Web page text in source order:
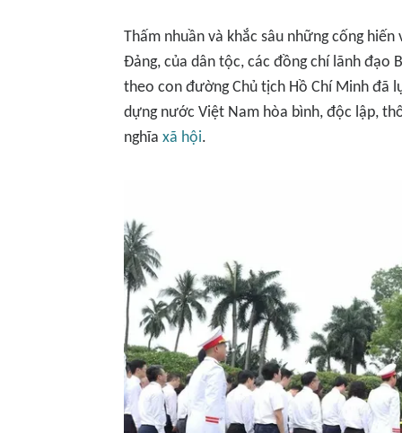
Thấm nhuần và khắc sâu những cống
Đảng, của dân tộc, các đồng chí lãnh đạo
theo con đường Chủ tịch Hồ Chí Minh đã
dựng nước Việt Nam hòa bình, độc lập,
nghĩa xã hội.